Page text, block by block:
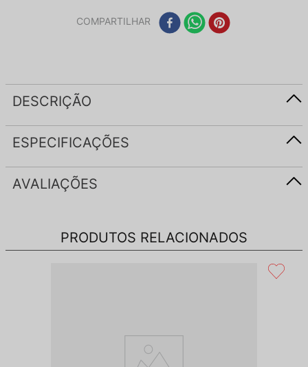
COMPARTILHAR
DESCRIÇÃO
ESPECIFICAÇÕES
AVALIAÇÕES
PRODUTOS RELACIONADOS